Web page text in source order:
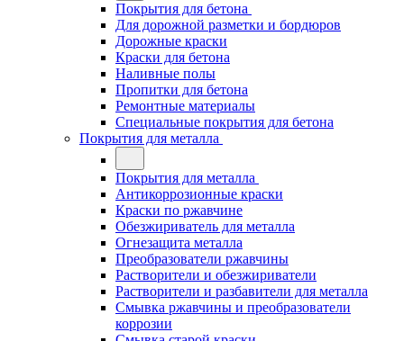
Покрытия для бетона
Для дорожной разметки и бордюров
Дорожные краски
Краски для бетона
Наливные полы
Пропитки для бетона
Ремонтные материалы
Специальные покрытия для бетона
Покрытия для металла
Покрытия для металла
Антикоррозионные краски
Краски по ржавчине
Обезжириватель для металла
Огнезащита металла
Преобразователи ржавчины
Растворители и обезжириватели
Растворители и разбавители для металла
Смывка ржавчины и преобразователи
коррозии